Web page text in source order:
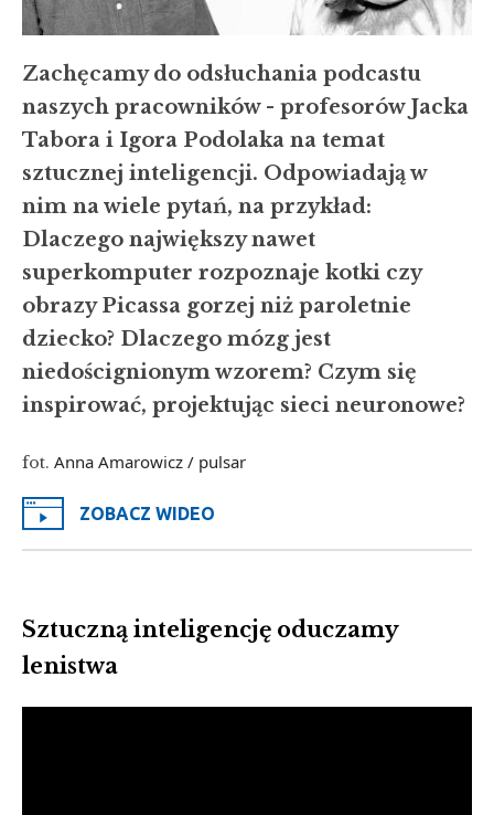
Zachęcamy do odsłuchania podcastu
naszych pracowników - profesorów Jacka
Tabora i Igora Podolaka na temat
sztucznej inteligencji. Odpowiadają w
nim na wiele pytań, na przykład:
Dlaczego największy nawet
superkomputer rozpoznaje kotki czy
obrazy Picassa gorzej niż paroletnie
dziecko? Dlaczego mózg jest
niedoścignionym wzorem? Czym się
inspirować, projektując sieci neuronowe?
fot. Anna Amarowicz / pulsar
ZOBACZ WIDEO
Sztuczną inteligencję oduczamy
lenistwa